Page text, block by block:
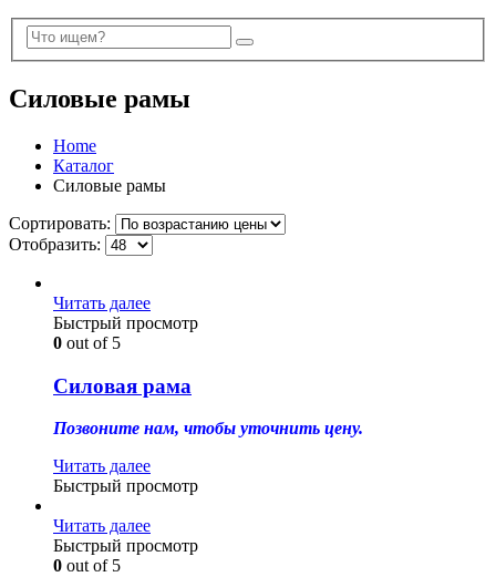
Силовые рамы
Home
Каталог
Силовые рамы
Сортировать:
Отобразить:
Читать далее
Быстрый просмотр
0 out of 5
Силовая рама
Позвоните нам, чтобы уточнить цену.
Читать далее
Быстрый просмотр
Читать далее
Быстрый просмотр
0 out of 5